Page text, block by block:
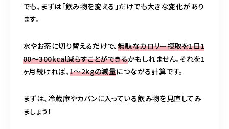
でも、まずは「飲み物を変える」だけでも大きな変化があり
ます。
水やお茶に切り替えるだけで、 無駄なカロリー摂取を1日1
00〜300kcal減らすことができるかもしれません。それを1
ヶ月続ければ、1〜2kgの減量につながる計算です。
まずは、冷蔵庫やカバンに入っている飲み物を見直してみ
ましょう！